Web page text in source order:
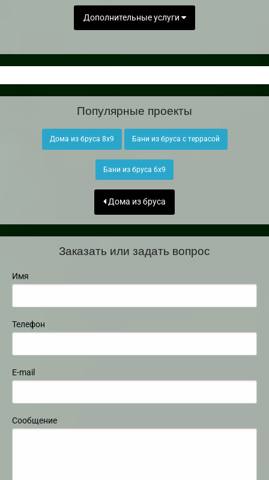
Дополнительные услуги
Популярные проекты
Дома из бруса 8х9 Бани из бруса с террасой
Бани из бруса 6х9
Дома из бруса
Заказать или задать вопрос
Имя
Телефон
E-mail
Сообщение